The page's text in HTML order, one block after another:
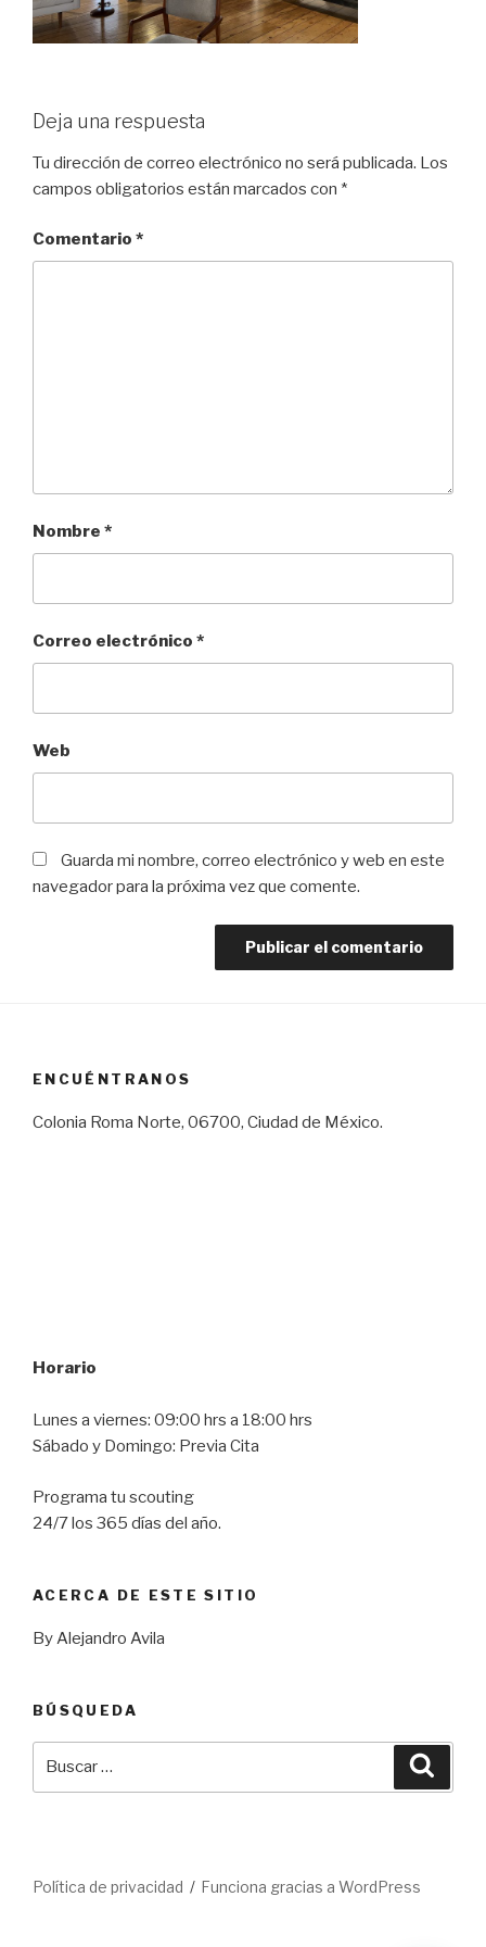
Deja una respuesta
Tu dirección de correo electrónico no será publicada. Los
campos obligatorios están marcados con *
Comentario *
Nombre *
Correo electrónico *
Web
Guarda mi nombre, correo electrónico y web en este
navegador para la próxima vez que comente.
ENCUÉNTRANOS
Colonia Roma Norte, 06700, Ciudad de México.
Horario
Lunes a viernes: 09:00 hrs a 18:00 hrs
Sábado y Domingo: Previa Cita
Programa tu scouting
24/7 los 365 días del año.
ACERCA DE ESTE SITIO
By Alejandro Avila
BÚSQUEDA
Política de privacidad Funciona gracias a WordPress